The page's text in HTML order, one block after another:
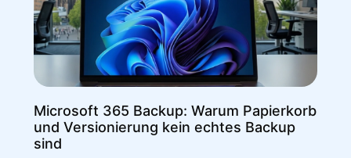
Microsoft 365 Backup: Warum Papierkorb
und Versionierung kein echtes Backup
sind